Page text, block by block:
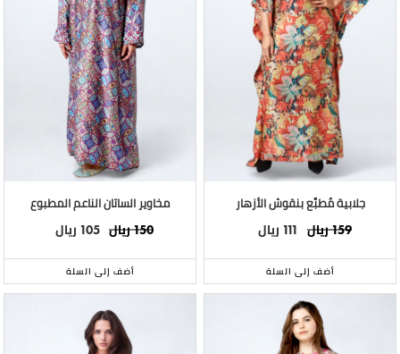
جلابية مُطبَّع بنقوش الأزهار
ريال159 ريال 111
أضف إلى السلة
مخاوير الساتان الناعم المطبوع
ريال150 ريال 105
أضف إلى السلة